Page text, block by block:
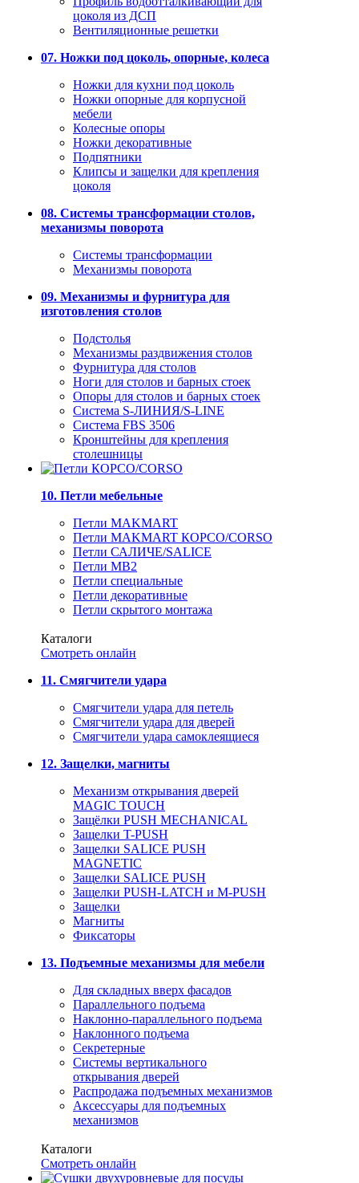
цоколя из ДСП
Вентиляционные решетки
07. Ножки под цоколь, опорные, колеса
Ножки для кухни под цоколь
Ножки опорные для корпусной
мебели
Колесные опоры
Ножки декоративные
Подпятники
Клипсы и защелки для крепления
цоколя
08. Системы трансформации столов,
механизмы поворота
Системы трансформации
Механизмы поворота
09. Механизмы и фурнитура для
изготовления столов
Подстолья
Механизмы раздвижения столов
Фурнитура для столов
Ноги для столов и барных стоек
Опоры для столов и барных стоек
Система S-ЛИНИЯ/S-LINE
Система FBS 3506
Кронштейны для крепления
столешницы
10. Петли мебельные
Петли MAKMART
Петли MAKMART КОРСО/CORSO
Петли САЛИЧЕ/SALICE
Петли MB2
Петли специальные
Петли декоративные
Петли скрытого монтажа
Каталоги
Смотреть онлайн
11. Смягчители удара
Смягчители удара для петель
Смягчители удара для дверей
Cмягчители удара самоклеящиеся
12. Защелки, магниты
Механизм открывания дверей
MAGIC TOUCH
Защёлки PUSH MECHANICAL
Защелки T-PUSH
Защелки SALICE PUSH
MAGNETIC
Защелки SALICE PUSH
Защелки PUSH-LATCH и M-PUSH
Защелки
Магниты
Фиксаторы
13. Подъемные механизмы для мебели
Для складных вверх фасадов
Параллельного подъема
Наклонно-параллельного подъема
Наклонного подъема
Секретерные
Системы вертикального
открывания дверей
Распродажа подъемных механизмов
Аксессуары для подъемных
механизмов
Каталоги
Смотреть онлайн